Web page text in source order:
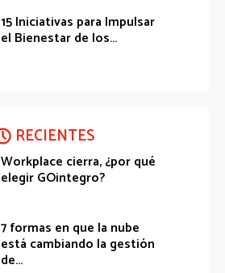
15 Iniciativas para Impulsar
el Bienestar de los...
RECIENTES
Workplace cierra, ¿por qué
elegir GOintegro?
7 formas en que la nube
está cambiando la gestión
de...